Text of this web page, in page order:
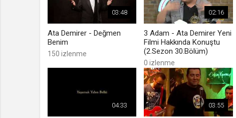
03:48
Ata Demirer - Değmen
Benim
150 izlenme
02:16
3 Adam - Ata Demirer Yeni
Filmi Hakkında Konuştu
(2.Sezon 30.Bölüm)
0 izlenme
04:33 03:55